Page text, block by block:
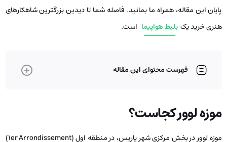
پایان این مقاله، همراه ما بمانید. فاصله شما تا دیدین بزرگترین شاهکارهای
هنری خرید یک بلیط هواپیما است.
فهرست محتوای این مقاله
موزه لوور کجاست؟
موزه لوور در بخش مرکزی شهر پاریس، در منطقه اول (1er Arrondissement)